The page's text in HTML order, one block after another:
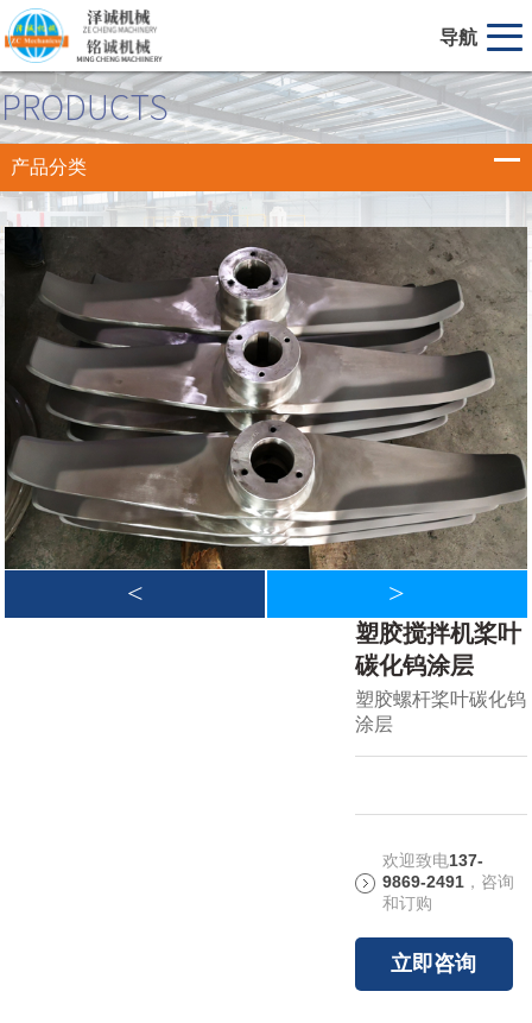
导航
产品分类
< >
塑胶搅拌机桨叶
碳化钨涂层
塑胶螺杆桨叶碳化钨
涂层
欢迎致电137-
9869-2491，咨询
和订购
立即咨询